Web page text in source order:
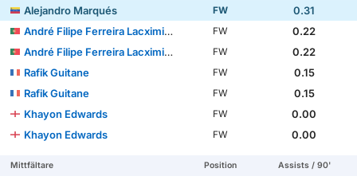
Alejandro Marqués
FW
0.31
André Filipe Ferreira Lacximicant
FW
0.22
André Filipe Ferreira Lacximicant
FW
0.22
Rafik Guitane
FW
0.15
Rafik Guitane
FW
0.15
Khayon Edwards
FW
0.00
Khayon Edwards
FW 0.00
Mittfältare Position Assists / 90'